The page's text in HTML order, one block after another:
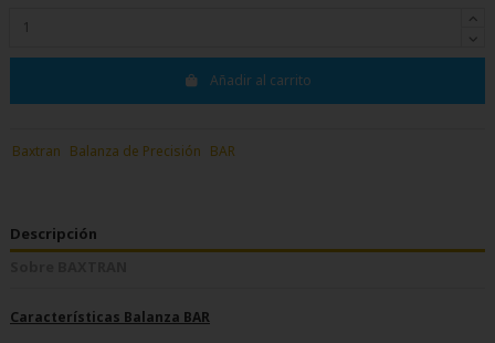
Añadir al carrito
Baxtran Balanza de Precisión BAR
Descripción
Características Balanza BAR